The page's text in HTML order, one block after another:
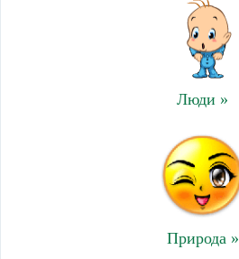
Люди »
Природа »